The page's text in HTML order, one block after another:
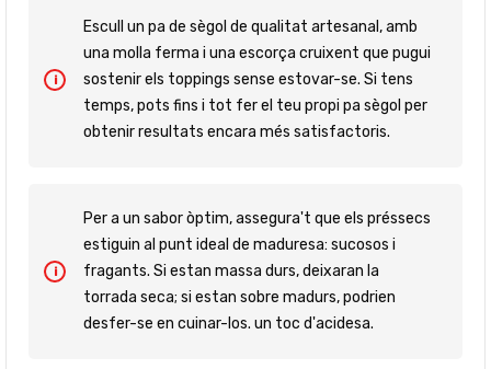
Escull un pa de sègol de qualitat artesanal, amb
una molla ferma i una escorça cruixent que pugui
sostenir els toppings sense estovar-se. Si tens
temps, pots fins i tot fer el teu propi pa sègol per
obtenir resultats encara més satisfactoris.
Per a un sabor òptim, assegura't que els préssecs
estiguin al punt ideal de maduresa: sucosos i
fragants. Si estan massa durs, deixaran la
torrada seca; si estan sobre madurs, podrien
desfer-se en cuinar-los. un toc d'acidesa.